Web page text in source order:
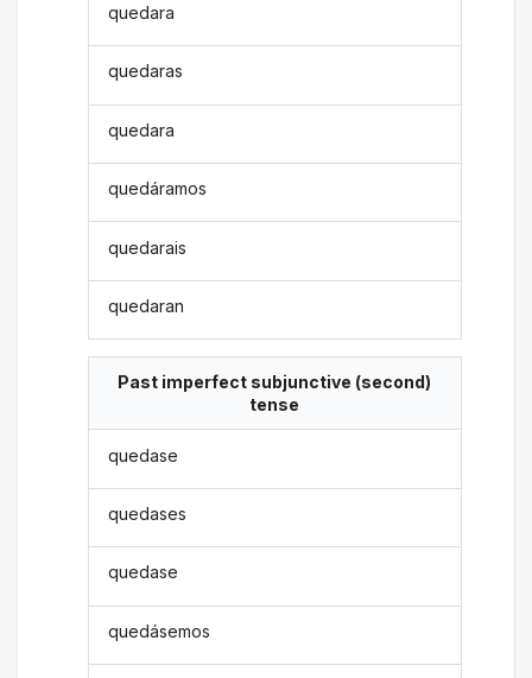
quedara
quedaras
quedara
quedáramos
quedarais
quedaran
Past imperfect subjunctive (second)
tense
quedase
quedases
quedase
quedásemos